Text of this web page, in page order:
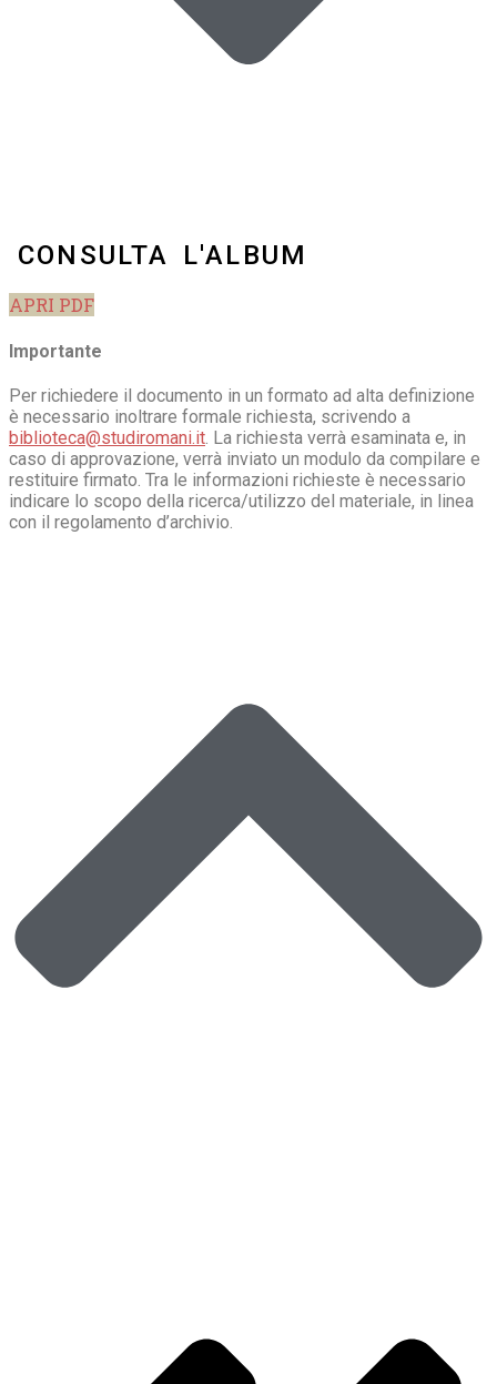
CONSULTA L'ALBUM
APRI PDF
Importante
Per richiedere il documento in un formato ad alta definizione
è necessario inoltrare formale richiesta, scrivendo a
biblioteca@studiromani.it. La richiesta verrà esaminata e, in
caso di approvazione, verrà inviato un modulo da compilare e
restituire firmato. Tra le informazioni richieste è necessario
indicare lo scopo della ricerca/utilizzo del materiale, in linea
con il regolamento d’archivio.